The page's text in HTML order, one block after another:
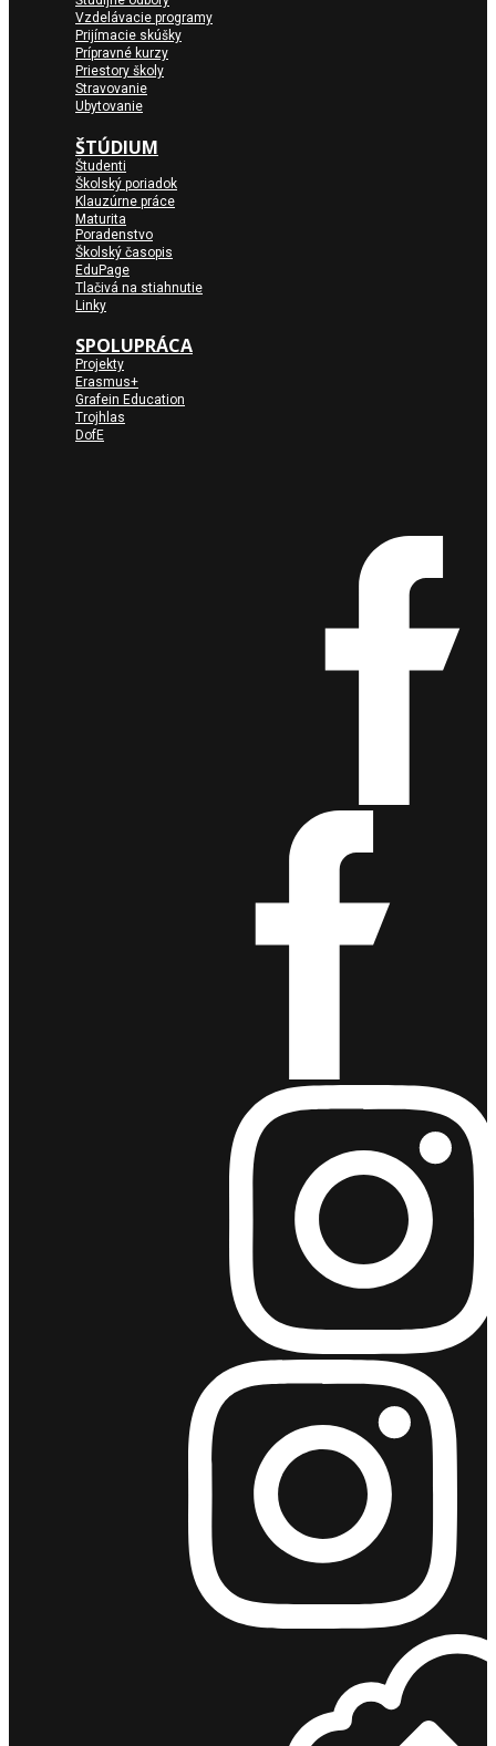
Vzdelávacie programy
Prijímacie skúšky
Prípravné kurzy
Priestory školy
Stravovanie
Ubytovanie
ŠTÚDIUM
Študenti
Školský poriadok
Klauzúrne práce
Maturita
Poradenstvo
Školský časopis
EduPage
Tlačivá na stiahnutie
Linky
SPOLUPRÁCA
Projekty
Erasmus+
Grafein Education
Trojhlas
DofE